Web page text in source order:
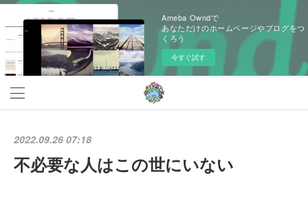
Ameba Owndで
あなただけのホームページやブログをつ
くろう
今すぐ試す
2022.09.26 07:18
不必要な人はこの世にいない